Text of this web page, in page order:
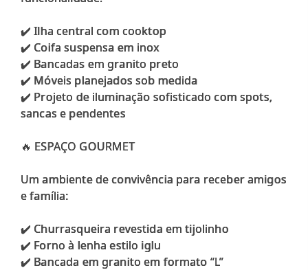
✔️ Ilha central com cooktop
✔️ Coifa suspensa em inox
✔️ Bancadas em granito preto
✔️ Móveis planejados sob medida
✔️ Projeto de iluminação sofisticado com spots,
sancas e pendentes
🔥 ESPAÇO GOURMET
Um ambiente de convivência para receber amigos
e família:
✔️ Churrasqueira revestida em tijolinho
✔️ Forno à lenha estilo iglu
✔️ Bancada em granito em formato “L”